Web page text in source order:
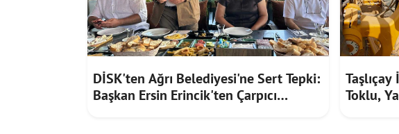
DİSK'ten Ağrı Belediyesi'ne Sert Tepki:
Başkan Ersin Erincik'ten Çarpıcı
Toklu,